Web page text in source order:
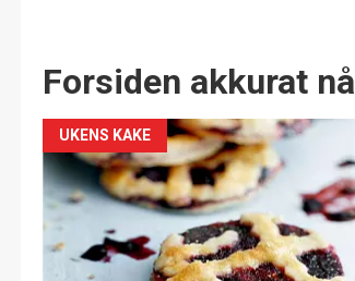
Forsiden akkurat nå
UKENS KAKE